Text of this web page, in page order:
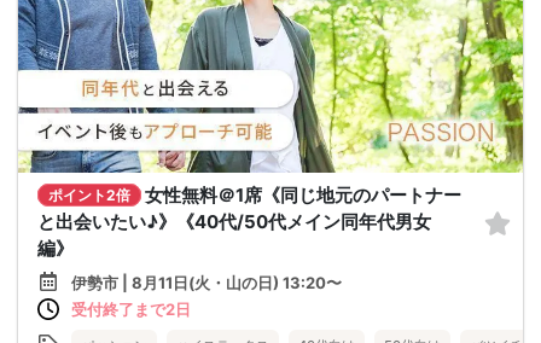
ポイント2倍
女性無料＠1席《同じ地元のパートナー
と出会いたい♪》《40代/50代メイン同年代男女
編》
伊勢市 | 8月11日(火・山の日) 13:20〜
受付終了まで2日